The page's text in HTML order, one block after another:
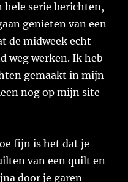
hele serie berichten,
genieten van een
de midweek echt
weg werken. Ik heb
gemaakt in mijn
nog op mijn site
fijn is het dat je
van een quilt en
door je garen